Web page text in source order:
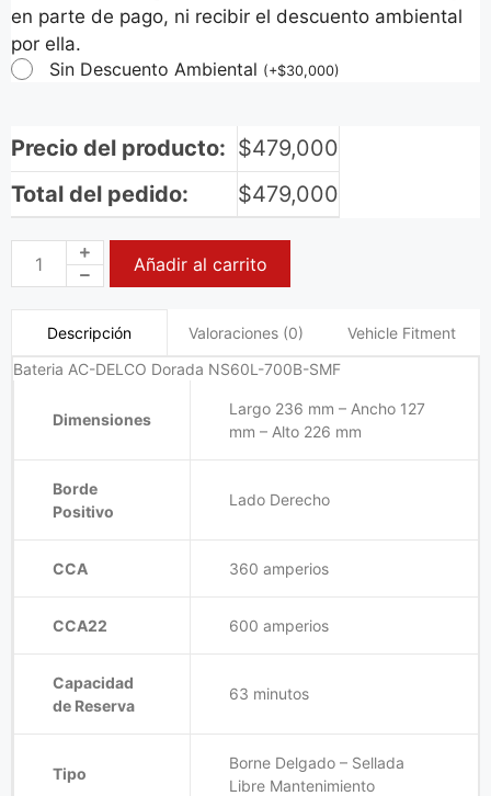
en parte de pago, ni recibir el descuento ambiental
por ella.
Sin Descuento Ambiental (+$30,000)
Precio del producto: $479,000
Total del pedido:
$479,000
Añadir al carrito
Descripción Valoraciones (0)
Vehicle Fitment
Bateria AC-DELCO Dorada NS60L-700B-SMF
Dimensiones
Largo 236 mm – Ancho 127
mm – Alto 226 mm
Borde
Positivo
Lado Derecho
CCA 360 amperios
CCA22 600 amperios
Capacidad
de Reserva
63 minutos
Tipo
Borne Delgado – Sellada
Libre Mantenimiento